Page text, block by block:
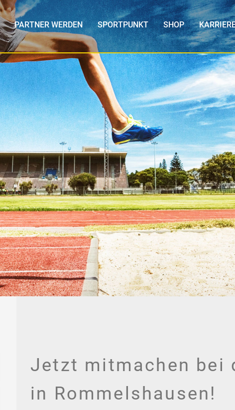
PARTNER WERDEN SPORTPUNKT SHOP
Jetzt mitmachen bei
in Rommelshausen!